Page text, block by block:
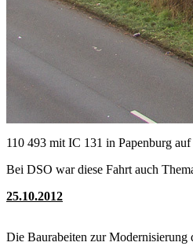
110 493 mit IC 131 in Papenburg
Bei DSO war diese Fahrt auch
25.10.2012
Die Baurabeiten zur Modernisierung